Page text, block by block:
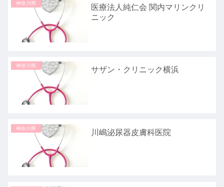
神奈川県
医療法人純仁会 関内マリンクリ
ニック
神奈川県 サザン・クリニック横浜
神奈川県 川嶋泌尿器皮膚科医院